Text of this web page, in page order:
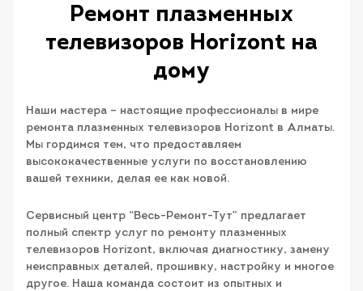
Ремонт плазменных
телевизоров Horizont на
дому
Наши мастера – настоящие профессионалы в мире
ремонта плазменных телевизоров Horizont в Алматы.
Мы гордимся тем, что предоставляем
высококачественные услуги по восстановлению
вашей техники, делая ее как новой.
Сервисный центр “Весь-Ремонт-Тут” предлагает
полный спектр услуг по ремонту плазменных
телевизоров Horizont, включая диагностику, замену
неисправных деталей, прошивку, настройку и многое
другое. Наша команда состоит из опытных и